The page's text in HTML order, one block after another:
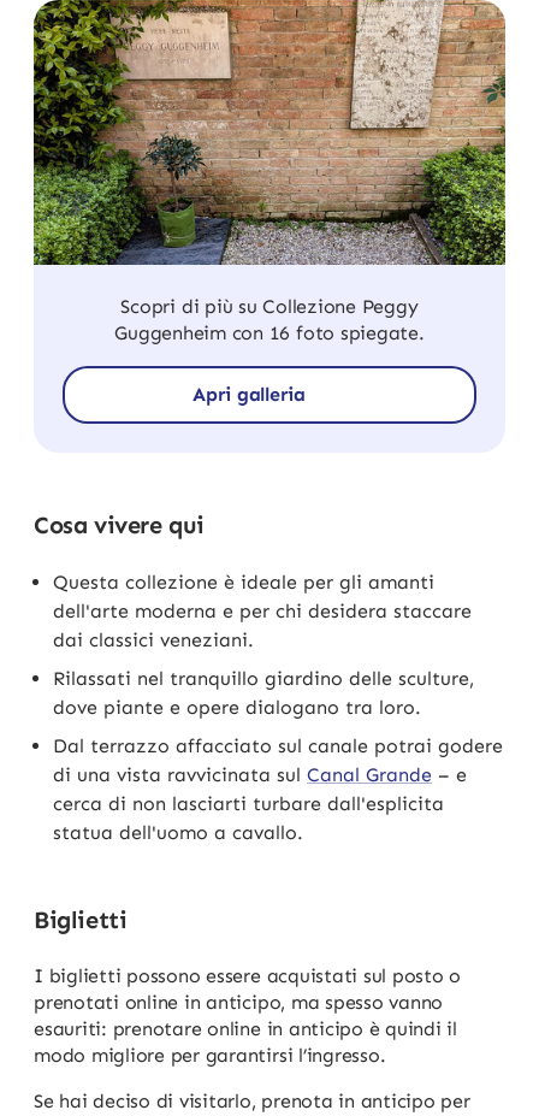
Scopri di più su Collezione Peggy
Guggenheim con 16 foto spiegate.
Apri galleria
Cosa vivere qui
Questa collezione è ideale per gli amanti
dell'arte moderna e per chi desidera staccare
dai classici veneziani.
Rilassati nel tranquillo giardino delle sculture,
dove piante e opere dialogano tra loro.
Dal terrazzo affacciato sul canale potrai godere
di una vista ravvicinata sul Canal Grande – e
cerca di non lasciarti turbare dall'esplicita
statua dell'uomo a cavallo.
Biglietti
I biglietti possono essere acquistati sul posto o
prenotati online in anticipo, ma spesso vanno
esauriti: prenotare online in anticipo è quindi il
modo migliore per garantirsi l’ingresso.
Se hai deciso di visitarlo, prenota in anticipo per